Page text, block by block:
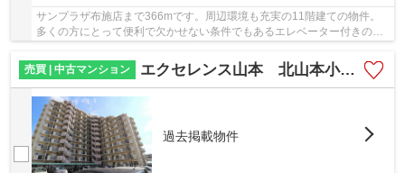
サンプラザ布施店まで366mです。周辺環境も充実の11階建ての物件。
多くの方にとって便利で欠かせない条件でもあるエレベーター付きの物
売買 | 中古マンション
エクセレンス山本 北山本小学校区 近鉄河内山本駅
過去掲載物件